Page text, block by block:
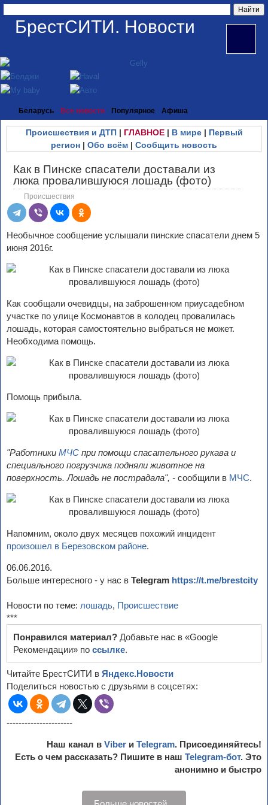
БрестСИТИ. Новости
Беларусь Все новости Популярное Афиша
Происшествия и ДТП| ГЛАВНОЕ| В мире| Первый
регион | Обо всём | Сообщить новость
Как в Пинске спасатели доставали из
люка провалившуюся лошадь (фото)
Происшествия
Необычное сообщение услышали пинские спасатели днем 5
июня 2016г.
Как сообщали очевидцы, на заброшенном приусадебном
участке по улице Космонавтов в колодец провалилась
лошадь, которая самостоятельно выбраться не может.
Необходима помощь.
Помощь прибыла.
"Работники МЧС при помощи спасательного рукава и
специального погрузчика подняли животное на
поверхность. Лошадь не пострадала", - сообщили в МЧС.
Напомним, около двух месяцев похожий инцидент
произошел в Березовском районе.
06.06.2016.
Больше интересного - у нас в Telegram https://t.me/brestcity
Новости по теме: лошадь, Происшествие
***
Понравился материал? Добавьте нас в «Google
Рекомендации» по ссылке.
Читайте БрестСИТИ в Яндекс.Новости
Поделиться новостью с друзьями в соцсетях:
----------------------
Наш канал в Viber и Telegram. Присоединяйтесь!
Есть о чем рассказать? Пишите в наш Telegram-бот. Это
анонимно и быстро